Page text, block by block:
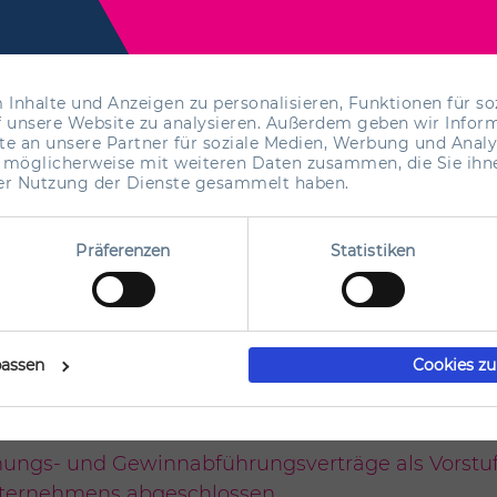
und Anzeigen zu personalisieren, Funktionen für
Website zu analysieren. Außerdem geben wir
an unsere Partner für soziale Medien, Werbung und
mit weiteren Daten zusammen, die Sie
Nutzung der Dienste gesammelt haben.
Präferenzen Statistiken
Cookies
streuen. Ferner lässt sich hier die
geht das Gesetz davon aus, dass der
wird das Verbot der Einlagenrückgewähr
in demBeherrschungs- und
verbundenen Eingriff in das
eine garantierte Dividende erhalten, selbst
und Gewinnabführungsverträge als